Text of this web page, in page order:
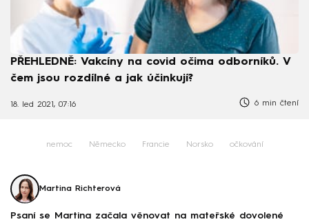
PŘEHLEDNĚ: Vakcíny na covid očima odborníků. V
čem jsou rozdílné a jak účinkují?
18. led 2021, 07:16 6 min čtení
nemoc Německo Francie Norsko očkování
Martina Richterová
Psaní se Martina začala věnovat na mateřské dovolené